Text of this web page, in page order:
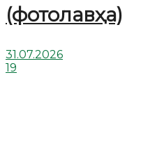
(фотолавҳа)
31.07.2026
19